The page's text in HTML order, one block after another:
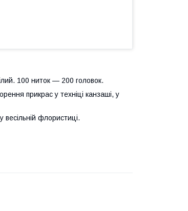
100 ниток — 200 головок.
прикрас у техніці канзаші, у
весільній флористиці.